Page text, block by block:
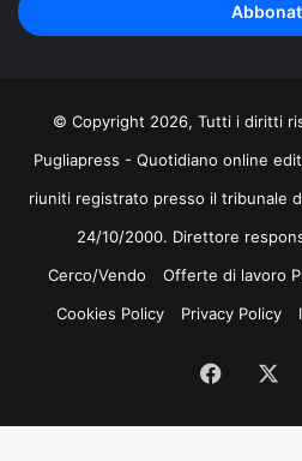
indirizzo
mail
© Copyright 2026, Tutti i diritti
Pugliapress - Quotidiano online
riuniti registrato presso il tribunale
24/10/2000. Direttore
Cerco/Vendo
Offerte di lavoro
Cookies Policy
Privacy Policy